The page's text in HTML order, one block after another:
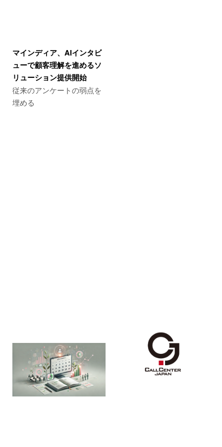
マインディア、AIインタビ
ューで顧客理解を進めるソ
リューション提供開始
従来のアンケートの弱点を
埋める